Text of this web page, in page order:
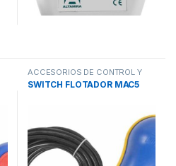
ACCESORIOS DE CONTROL Y
PROTECCION ,INTERRUPTORES
DE NIVEL,SISTEMAS DE
SWITCH FLOTADOR MAC5